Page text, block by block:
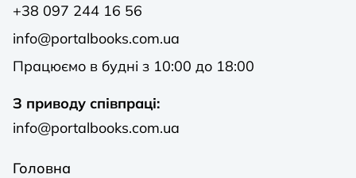
+38 097 244 16 56
info@portalbooks.com.ua
Працюємо в будні з 10:00 до 18:00
З приводу співпраці:
info@portalbooks.com.ua
Головна